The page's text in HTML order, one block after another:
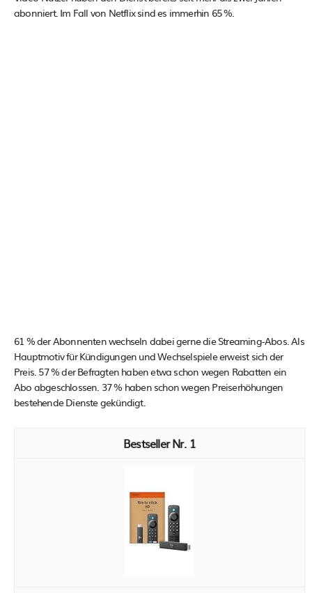
abonniert. Im Fall von Netflix sind es immerhin 65 %.
61 % der Abonnenten wechseln dabei gerne die Streaming-Abos. Als
Hauptmotiv für Kündigungen und Wechselspiele erweist sich der
Preis. 57 % der Befragten haben etwa schon wegen Rabatten ein
Abo abgeschlossen. 37 % haben schon wegen Preiserhöhungen
bestehende Dienste gekündigt.
1